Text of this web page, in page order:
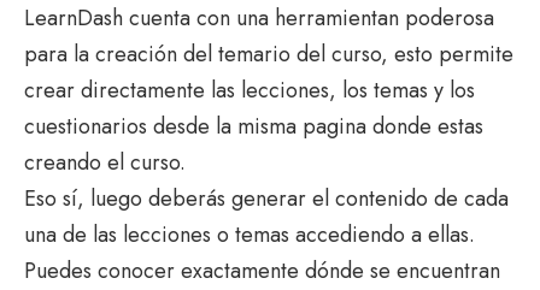
LearnDash cuenta con una herramientan poderosa
para la creación del temario del curso, esto permite
crear directamente las lecciones, los temas y los
cuestionarios desde la misma pagina donde estas
creando el curso.
Eso sí, luego deberás generar el contenido de cada
una de las lecciones o temas accediendo a ellas.
Puedes conocer exactamente dónde se encuentran